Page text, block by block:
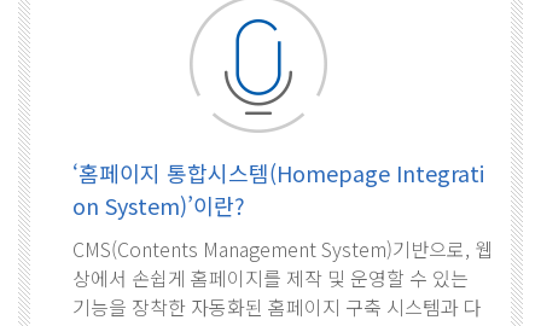
‘홈페이지 통합시스템(Homepage Integrati
on System)’이란?
CMS(Contents Management System)기반으로, 웹
상에서 손쉽게 홈페이지를 제작 및 운영할 수 있는
기능을 장착한 자동화된 홈페이지 구축 시스템과 다